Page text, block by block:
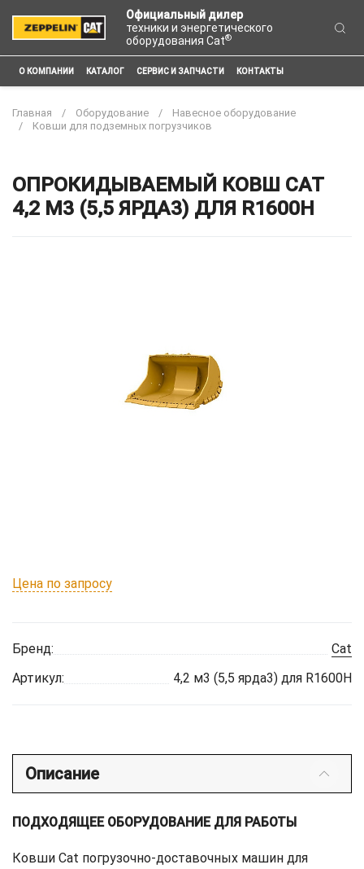
Официальный дилер
техники и энергетического
оборудования Cat®
О КОМПАНИИ КАТАЛОГ СЕРВИС И ЗАПЧАСТИ КОНТАКТЫ
Главная Оборудование
Навесное оборудование
Ковши для подземных погрузчиков
ОПРОКИДЫВАЕМЫЙ КОВШ CAT
4,2 М3 (5,5 ЯРДА3) ДЛЯ R1600H
Цена по запросу
Бренд:
Cat
Артикул:
4,2 м3 (5,5 ярда3) для R1600H
Описание
ПОДХОДЯЩЕЕ ОБОРУДОВАНИЕ ДЛЯ РАБОТЫ
Ковши Cat погрузочно-доставочных машин для